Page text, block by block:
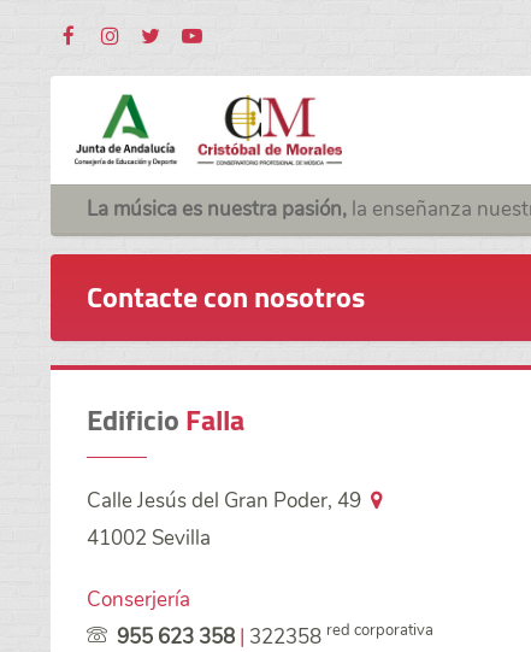
La música es nuestra pasión, la enseñanza
Contacte con nosotros
EdificioFalla
Calle Jesús del Gran Poder, 49
41002 Sevilla
Conserjería
955 623 358 | 322358 red corporativa